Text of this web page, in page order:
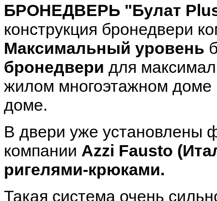
БРОНЕДВЕРЬ "Булат
конструкция бронедвери
Максимальный уровень
бронедвери для
жилом многоэтажном доме
доме.
В двери уже установлены
компании Azzi Fausto
ригелями-крюками.
Такая система очень